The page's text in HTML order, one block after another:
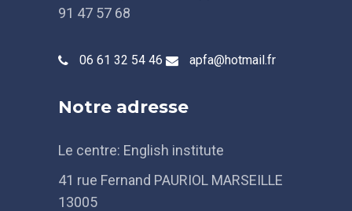
91 47 57 68
06 61 32 54 46 apfa@hotmail.fr
Notre adresse
Le centre: English institute
41 rue Fernand PAURIOL MARSEILLE
13005